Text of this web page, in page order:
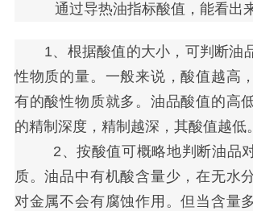
通过导热油指标酸值，能看出
1、根据酸值的大小，可判断油
性物质的量。一般来说，酸值越高
有的酸性物质就多。油品酸值的高
的精制深度，精制越深，其酸值越低。
2、按酸值可概略地判断油品
质。油品中有机酸含量少，在无水
对金属不会有腐蚀作用。但当含量